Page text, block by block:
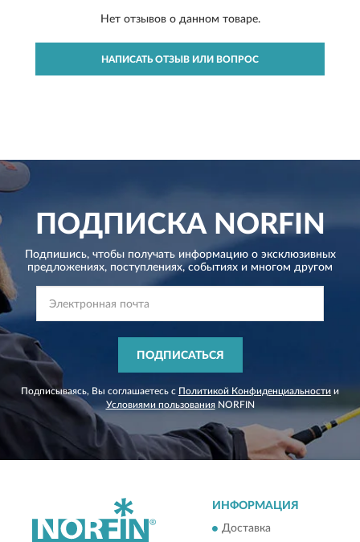
Нет отзывов о данном товаре.
НАПИСАТЬ ОТЗЫВ ИЛИ ВОПРОС
ПОДПИСКАNORFIN
Подпишись, чтобы получать информацию о эксклюзивных
предложениях, поступлениях, событиях и многом другом
ПОДПИСАТЬСЯ
Подписываясь, Вы соглашаетесь с Политикой Конфиденциальности и
Условиями пользованияNORFIN
ИНФОРМАЦИЯ
Доставка